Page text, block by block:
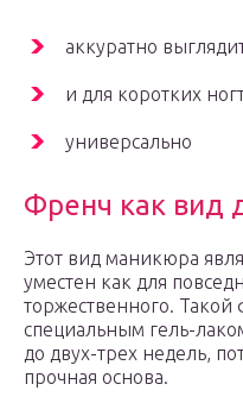
аккуратно
и для коротких
универсально
Френч как вид
Этот вид маникюра
уместен как для
торжественного.
специальным гель-
до двух-трех недель,
прочная основа.